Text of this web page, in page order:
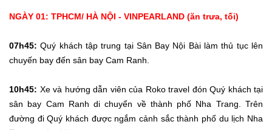
NGÀY 01: TPHCM/ HÀ NỘI - VINPEARLAND (ăn trưa, tối)
07h45:Quý khách tập trung tại Sân Bay Nội Bài làm thủ tục lên
chuyến bay đến sân bay Cam Ranh.
10h45: Xe và hướng dẫn viên của Roko travel đón Quý khách tại
sân bay Cam Ranh di chuyển về thành phố Nha Trang. Trên
đường đi Quý khách được ngắm cảnh sắc thành phố du lịch Nha